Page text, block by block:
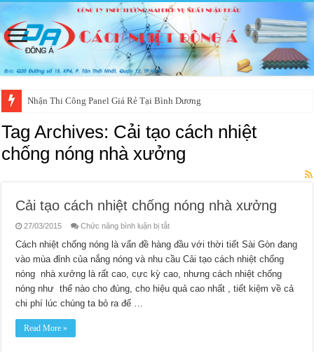
Nhận Thi Công Panel Giá Rẻ Tại Bình Dương
Tag Archives: Cải tạo cách nhiệt
chống nóng nhà xưởng
Cải tạo cách nhiệt chống nóng nhà xưởng
27/03/2015 Chức năng bình luận bị tắtở
tạo
cách
nhiệt
nóng
xưởng
Cách nhiệt chống nóng là vấn đề hàng đầu với thời tiết Sài Gòn đang
vào mùa đỉnh của nắng nóng và nhu cầu Cải tạo cách nhiệt chống
nóng nhà xưởng là rất cao, cực kỳ cao, nhưng cách nhiệt chống
nóng như thế nào cho đúng, cho hiệu quả cao nhất , tiết kiệm về cả
chi phí lúc chúng ta bỏ ra để …
Read More »